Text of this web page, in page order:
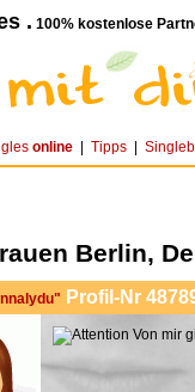
. 100% kostenlose
online Tipps
Berlin,
Profil-Nr
Von mir